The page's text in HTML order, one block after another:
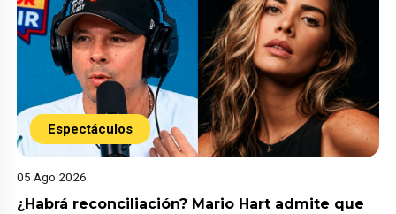
Espectáculos
05 Ago 2026
¿Habrá reconciliación? Mario Hart admite que